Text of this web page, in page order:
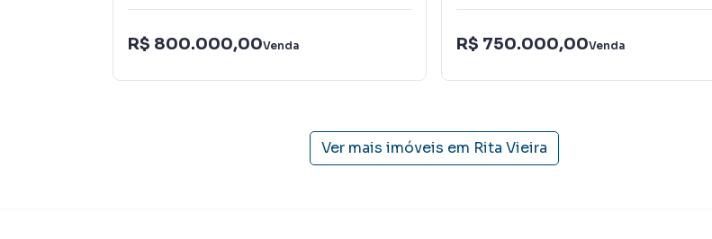
R$ 800.000,00Venda R$ 750.000,00Venda
Ver mais imóveis em Rita Vieira